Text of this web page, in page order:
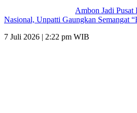
Ambon Jadi Pusat
Nasional, Unpatti Gaungkan Semangat
7 Juli 2026 | 2:22 pm WIB